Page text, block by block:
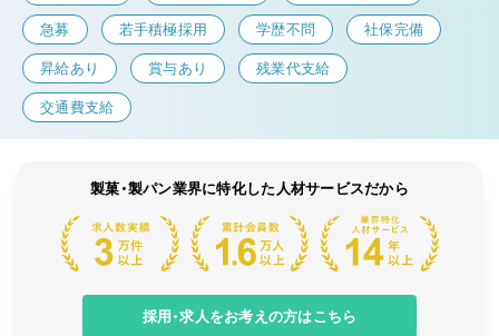
急募 若手積極採用 学歴不問 社保完備
昇給あり 賞与あり 残業代支給
交通費支給
製菓・製パン業界に特化した人材サービスだから
採用・求人をお考えの方はこちら